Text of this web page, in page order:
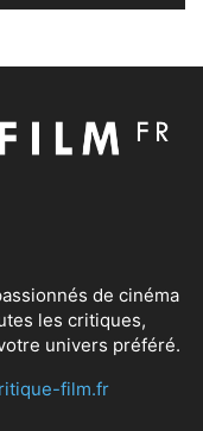
de cinéma
les critiques,
univers préféré.
film.fr